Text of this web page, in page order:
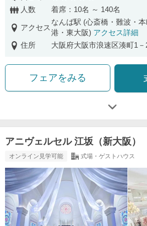
人数
着席：10名 ～ 140名
アクセス
なんば駅 (心斎橋・難波・
港・東大阪) アクセス詳細
住所
大阪府大阪市浪速区湊町1－
フェアをみる
アニヴェルセル 江坂（新大阪）
オンライン見学可能 式場・ゲストハウス